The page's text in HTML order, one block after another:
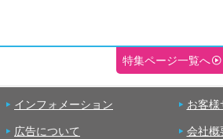
特集ページ一覧へ
インフォメーション お客様
広告について 会社概